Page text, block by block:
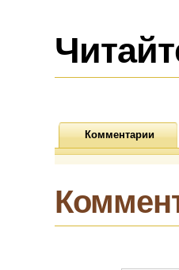
Комментарии